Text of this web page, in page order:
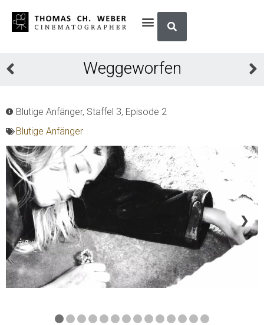
Weggeworfen
Blutige Anfänger, Staffel 3, Episode 2
Blutige Anfänger
❮ ❯